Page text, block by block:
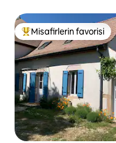
Misafirlerin
Misafirlerin favorisi